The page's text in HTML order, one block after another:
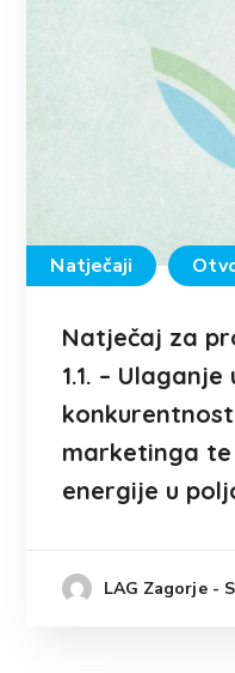
Natječaji
Natječaj za
1.1. –
marketinga
energije u
LAG Zagorje -